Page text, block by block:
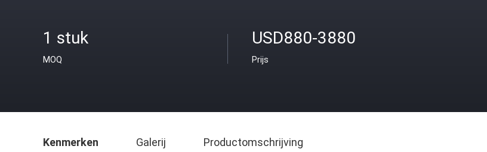
1 stuk
MOQ
USD880-3880
Prijs
Kenmerken Galerij Productomschrijving